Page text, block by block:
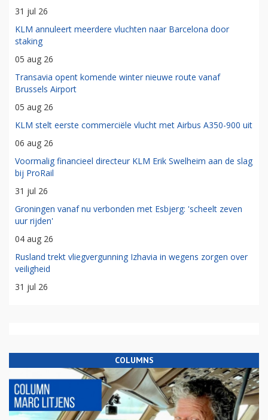
31 jul 26
KLM annuleert meerdere vluchten naar Barcelona door
staking
05 aug 26
Transavia opent komende winter nieuwe route vanaf
Brussels Airport
05 aug 26
KLM stelt eerste commerciële vlucht met Airbus A350-900 uit
06 aug 26
Voormalig financieel directeur KLM Erik Swelheim aan de slag
bij ProRail
31 jul 26
Groningen vanaf nu verbonden met Esbjerg: 'scheelt zeven
uur rijden'
04 aug 26
Rusland trekt vliegvergunning Izhavia in wegens zorgen over
veiligheid
31 jul 26
COLUMNS